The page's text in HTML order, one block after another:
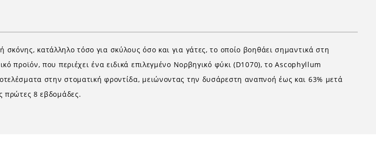
κατάλληλο τόσο για σκύλους όσο και για γάτες, το οποίο βοηθάει σημαντικά στη
προϊόν, που περιέχει ένα ειδικά επιλεγμένο Νορβηγικό φύκι (D1070), το Ascophyllum
στην στοματική φροντίδα, μειώνοντας την δυσάρεστη αναπνοή έως και 63% μετά
πρώτες 8 εβδομάδες.